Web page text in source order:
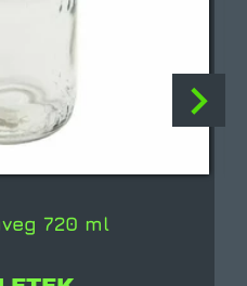
720 ml